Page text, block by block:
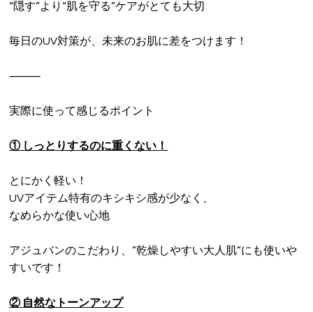
“隠す”より“肌を守る”ケアがとても大切
毎日のUV対策が、未来のお肌に差をつけます！
⸻
実際に使って感じるポイント
① しっとりするのに重くない！
とにかく軽い！
UVアイテム特有のキシキシ感が少なく、
なめらかな使い心地
アジュバンのこだわり、”乾燥しやすい大人肌”にも使いや
すいです！
② 自然なトーンアップ